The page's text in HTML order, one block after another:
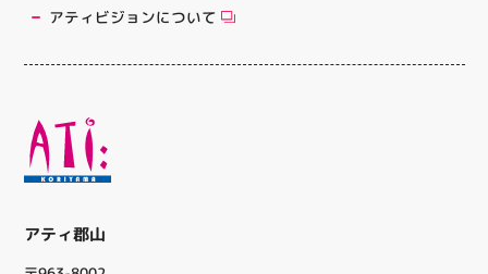
アティ郡山
アティビジョンについて